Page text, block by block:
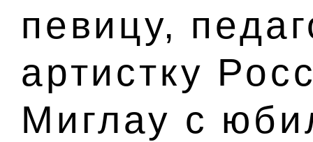
певицу,
артистку
Миглау с